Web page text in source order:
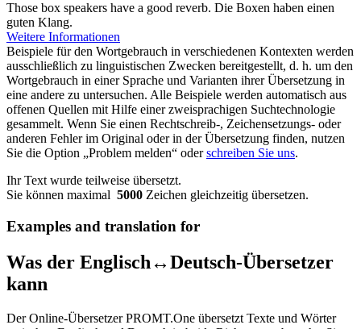
Those box speakers have a good reverb. Die Boxen haben einen
guten Klang.
Weitere Informationen
Beispiele für den Wortgebrauch in verschiedenen Kontexten werden
ausschließlich zu linguistischen Zwecken bereitgestellt, d. h. um den
Wortgebrauch in einer Sprache und Varianten ihrer Übersetzung in
eine andere zu untersuchen. Alle Beispiele werden automatisch aus
offenen Quellen mit Hilfe einer zweisprachigen Suchtechnologie
gesammelt. Wenn Sie einen Rechtschreib-, Zeichensetzungs- oder
anderen Fehler im Original oder in der Übersetzung finden, nutzen
Sie die Option „Problem melden“ oderschreiben Sie uns.
Ihr Text wurde teilweise übersetzt.
Sie können maximal 5000 Zeichen gleichzeitig übersetzen.
Examples and translation for
Was der Englisch↔Deutsch-Übersetzer
kann
Der Online-Übersetzer PROMT.One übersetzt Texte und Wörter